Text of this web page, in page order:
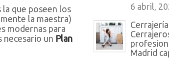
que poseen los
la maestra)
modernas para
necesario un Plan
6 abril,
Madrid